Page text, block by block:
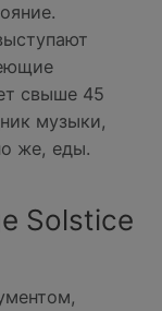
свыше 45
музыки,
же, еды.
Solstice